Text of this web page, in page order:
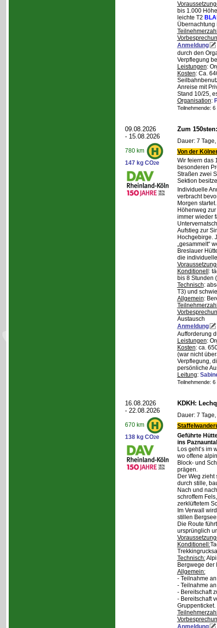
bis 1.000
leichte T2
Übernachtung
Anmeldung
durch den
Verpflegung
Leistungen:
Kosten: Ca.
Anreise mit
Stand 10/25,
Organisation:
Teilnehmende:
09.08.2026
- 15.08.2026
780 km
147 kg CO2e
Zum
Dauer: 7
Von der
Wir feiern das
besonderen
Straßen zwei
Sektion
Individuelle
verbracht
Morgen
Höhenweg
immer wieder
Aufstieg zur
Hochgebirge.
„gesammelt“
Breslauer
die
Konditionell :
bis 8 Stunden
Technisch:
T3) und
Allgemein:
Austausch
Anmeldung
Aufforderung
Leistungen:
Kosten: ca.
(war nicht
Verpflegung,
persönliche
Leitung:
Teilnehmende:
16.08.2026
- 22.08.2026
670 km
138 kg CO2e
KDKH:
Dauer: 7
Geführte
ins Paznauntal
Los geht’s im
wo offene
Block- und
prägen.
Der Weg
durch stille,
Nach und
schroffem
zerklüftetem
Im Verwall
stillen
Die Route
ursprünglich
Konditionell:
Technisch:
Bergwege
Allgemein:
- Teilnahme
- Teilnahme
- Bereitschaft
- Bereitschaft
Gruppenticket.
Anmeldung